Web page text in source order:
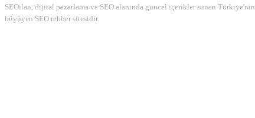
SEOilan, dijital pazarlama ve SEO alanında güncel içerikler sunan Türkiye'nin
büyüyen SEO rehber sitesidir.